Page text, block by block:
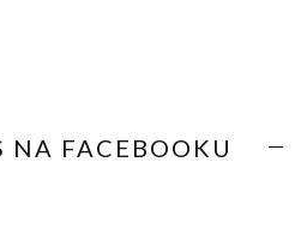
NA FACEBOOKU